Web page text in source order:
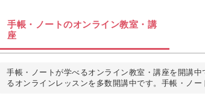
手帳・ノートのオンライン教室・講
座
手帳・ノートが学べるオンライン教室・講座を開講
るオンラインレッスンを多数開講中です。手帳・ノー